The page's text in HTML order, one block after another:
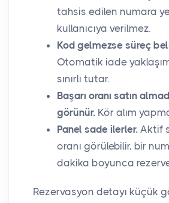
tahsis edilen numara
kullanıcıya verilmez.
Kod gelmezse süreç
Otomatik iade
sınırlı tutar.
Başarı oranı satın
görünür. Kör alım
Panel sade ilerler. Aktif
oranı görülebilir, bir
dakika boyunca
Rezervasyon detayı küçük